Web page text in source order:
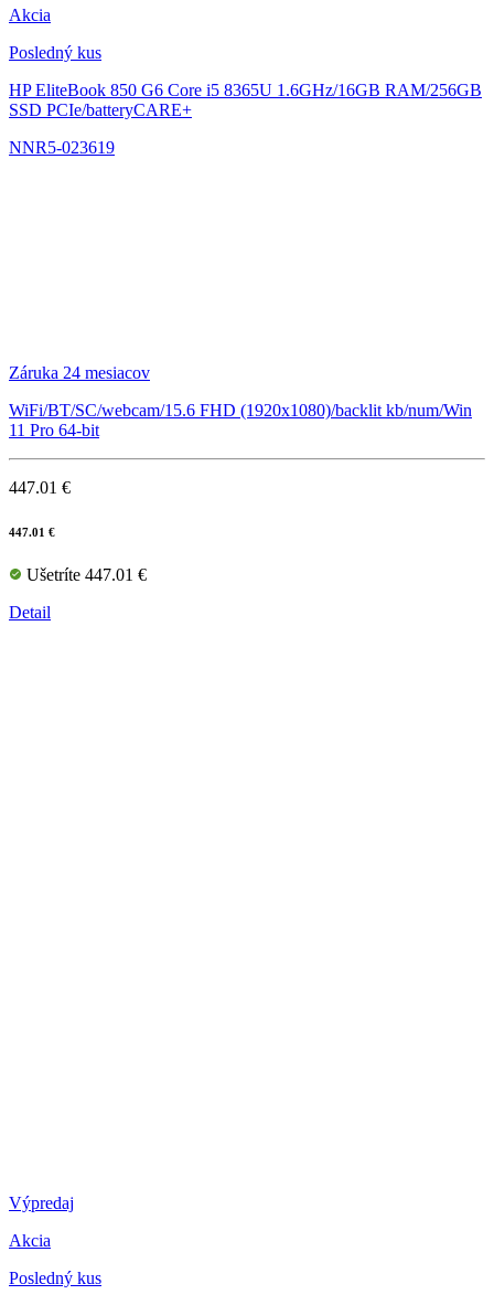
Akcia
Posledný kus
HP EliteBook 850 G6 Core i5 8365U 1.6GHz/16GB RAM/256GB
SSD PCIe/batteryCARE+
NNR5-023619
Záruka 24 mesiacov
WiFi/BT/SC/webcam/15.6 FHD (1920x1080)/backlit kb/num/Win
11 Pro 64-bit
447.01 €
447.01 €
Ušetríte 447.01 €
Detail
Výpredaj
Akcia
Posledný kus